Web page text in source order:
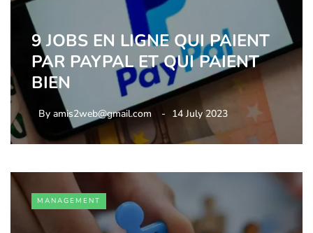
9 JOBS EN LIGNE QUI PAIENT
PAR PAYPAL ET QUI PAIENT
BIEN
By amis2web@gmail.com 14 July 2023
MANAGEMENT